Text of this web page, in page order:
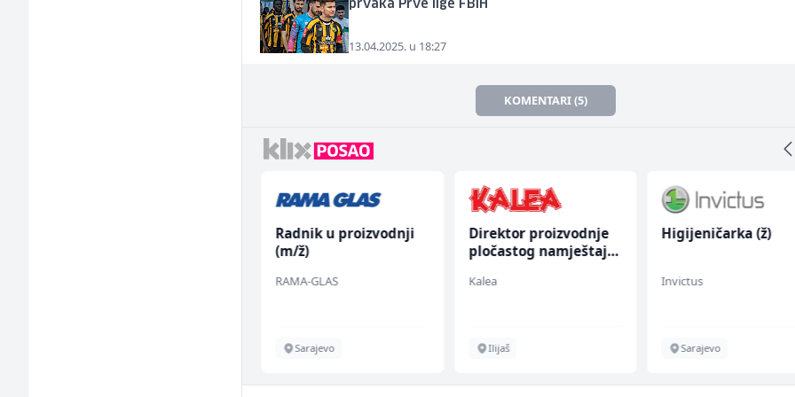
prvaka Prve lige FBiH
13.04.2025. u 18:27
KOMENTARI (5)
Radnik u proizvodnji
(m/ž)
RAMA-GLAS
Sarajevo
Direktor proizvodnje
pločastog namještaja
Kalea
Ilijaš
Higijeničarka (ž)
Invictus
Sarajevo